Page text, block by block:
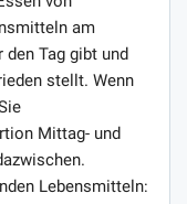
am
den Tag gibt und
stellt. Wenn
Mittag- und
Lebensmitteln: